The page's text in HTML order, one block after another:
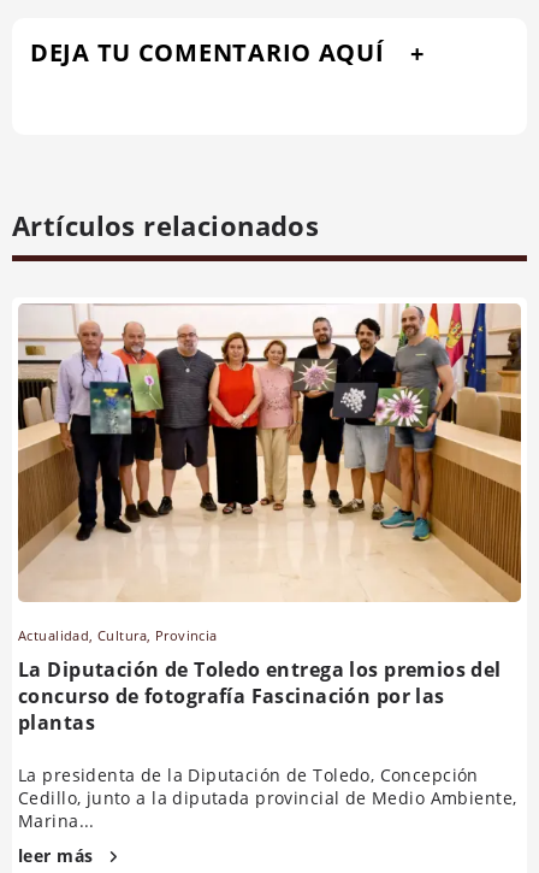
DEJA TU COMENTARIO AQUÍ
Artículos relacionados
Actualidad,Cultura, Provincia
La Diputación de Toledo entrega los premios del
concurso de fotografía Fascinación por las
plantas
La presidenta de la Diputación de Toledo, Concepción
Cedillo, junto a la diputada provincial de Medio Ambiente,
Marina...
leer más